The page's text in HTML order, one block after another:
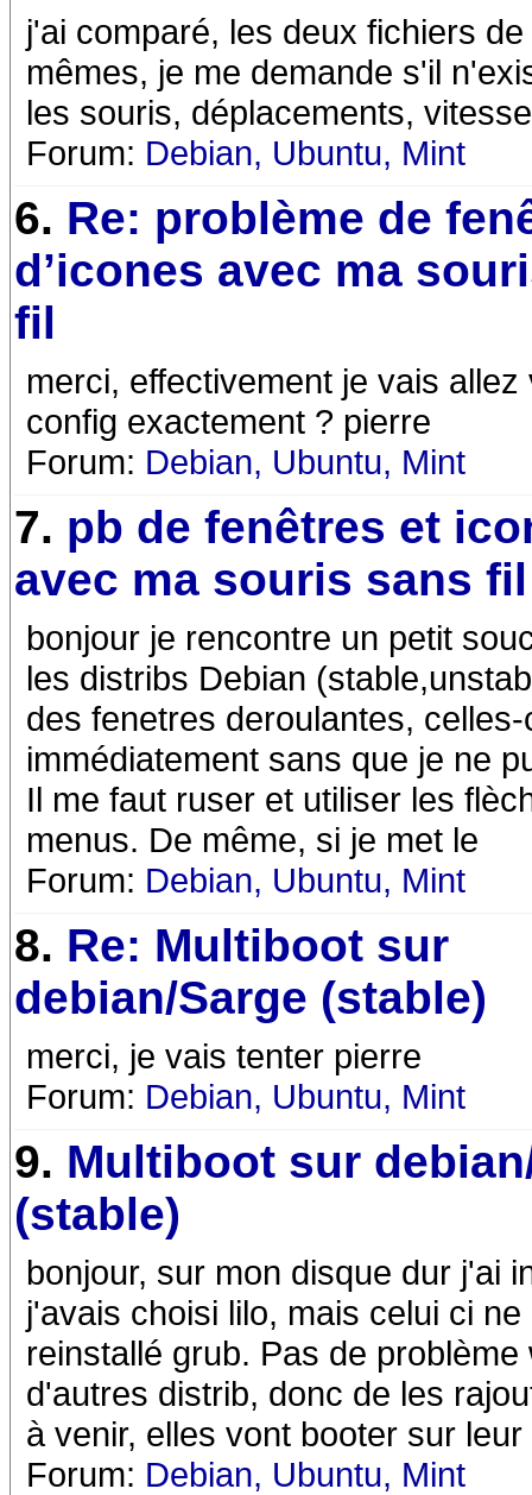
j'ai comparé, les deux fichiers
mêmes, je me demande s'il
les souris, déplacements,
Forum: Debian, Ubuntu, Mint
6. Re: problème de
d’icones avec ma
fil
merci, effectivement je vais
config exactement ? pierre
Forum: Debian, Ubuntu, Mint
7. pb de fenêtres et
avec ma souris sans fil
bonjour je rencontre un petit
les distribs Debian
des fenetres deroulantes,
immédiatement sans que je ne
Il me faut ruser et utiliser les
menus. De même, si je met le
Forum: Debian, Ubuntu, Mint
8. Re: Multiboot sur
debian/Sarge (stable)
merci, je vais tenter pierre
Forum: Debian, Ubuntu, Mint
9. Multiboot sur
(stable)
bonjour, sur mon disque dur j'ai
j'avais choisi lilo, mais celui ci
reinstallé grub. Pas de
d'autres distrib, donc de les
à venir, elles vont booter sur
Forum: Debian, Ubuntu, Mint